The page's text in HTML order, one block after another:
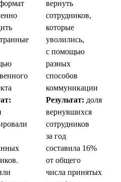
вернуть
сотрудников,
которые
уволились,
с помощью
разных
способов
коммуникации
Результат: доля
вернувшихся
сотрудников
за год
составила 16%
от общего
числа принятых